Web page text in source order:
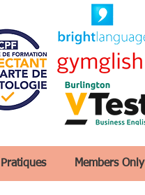
Members Only